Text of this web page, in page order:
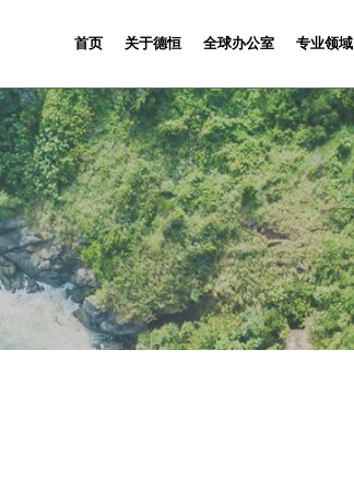
首页 关于德恒 全球办公室 专业领域